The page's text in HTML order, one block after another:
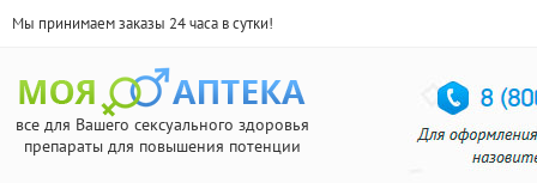
Мы принимаем заказы 24 часа в сутки!
все для Вашего сексуального здоровья
препараты для повышения потенции